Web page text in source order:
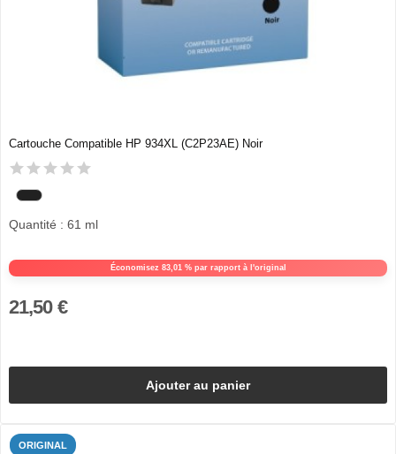
Cartouche Compatible HP 934XL (C2P23AE) Noir
Économisez 83,01 % par rapport à l'original
Quantité : 61 ml
21,50 €
Ajouter au panier
ORIGINAL